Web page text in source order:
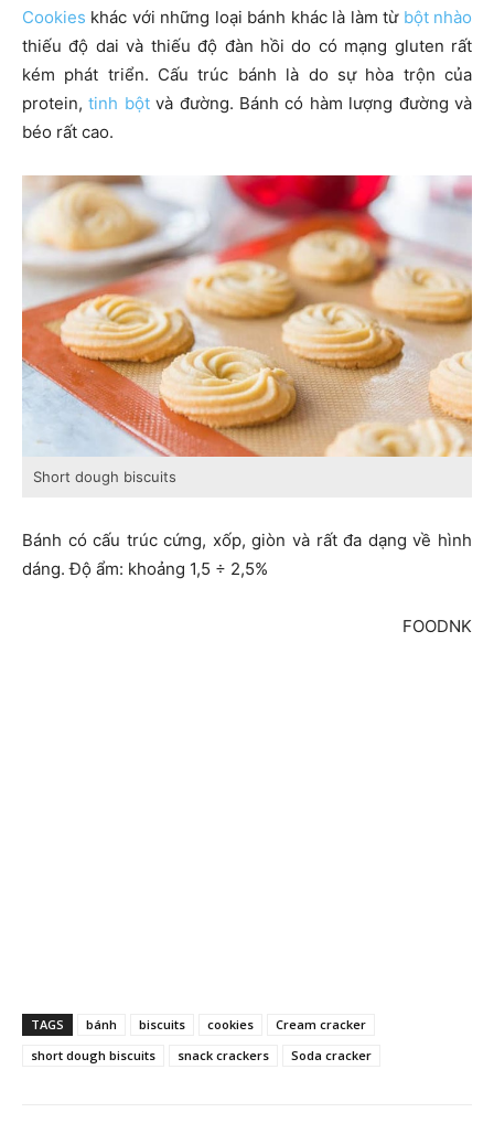
Cookies khác với những loại bánh khác là làm từ bột nhào
thiếu độ dai và thiếu độ đàn hồi do có mạng gluten rất
kém phát triển. Cấu trúc bánh là do sự hòa trộn của
protein,tinh bộtvà đường. Bánh có hàm lượng đường và
béo rất cao.
Short dough biscuits
Bánh có cấu trúc cứng, xốp, giòn và rất đa dạng về hình
dáng. Độ ẩm: khoảng 1,5 ÷ 2,5%
FOODNK
TAGS bánh biscuits cookies
Cream cracker
short dough biscuits
snack crackers Soda cracker